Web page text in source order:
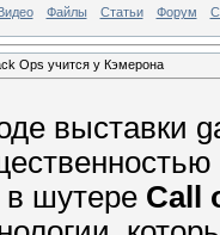
Видео Файлы Статьи Форум
Ops учится у Кэмерона
выставки
в шутере Call